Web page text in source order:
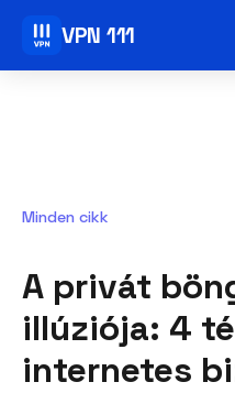
VPN 111
Minden cikk
A privát
illúziója: 4
internetes